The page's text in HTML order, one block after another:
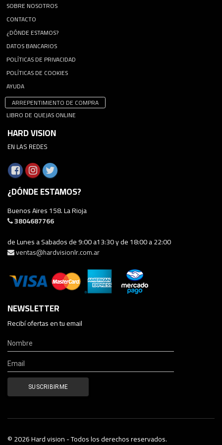
SOBRE NOSOTROS
CONTACTO
¿DÓNDE ESTAMOS?
DATOS BANCARIOS
POLÍTICAS DE PRIVACIDAD
POLÍTICAS DE COOKIES
AYUDA
ARREPENTIMIENTO DE COMPRA
LIBRO DE QUEJAS ONLINE
HARD VISION
EN LAS REDES
¿DÓNDE ESTAMOS?
Buenos Aires 158. La Rioja
3804687766
de Lunes a Sabados de 9:00 a13:30 y de 18:00 a 22:00
ventas@hardvisionlr.com.ar
NEWSLETTER
Recibí ofertas en tu email
© 2026 Hard vision - Todos los derechos reservados.